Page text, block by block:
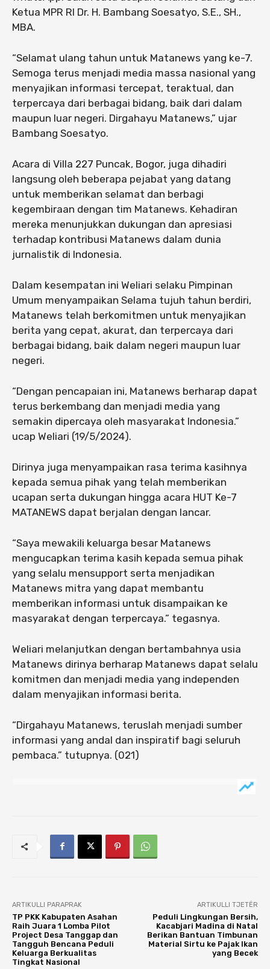
Ketua MPR RI Dr. H. Bambang Soesatyo, S.E., SH.,
MBA.
“Selamat ulang tahun untuk Matanews yang ke-7.
Semoga terus menjadi media massa nasional yang
menyajikan informasi tercepat, teraktual, dan
terpercaya dari berbagai bidang, baik dari dalam
maupun luar negeri. Dirgahayu Matanews,” ujar
Bambang Soesatyo.
Acara di Villa 227 Puncak, Bogor, juga dihadiri
langsung oleh beberapa pejabat yang datang
untuk memberikan selamat dan berbagi
kegembiraan dengan tim Matanews. Kehadiran
mereka menunjukkan dukungan dan apresiasi
terhadap kontribusi Matanews dalam dunia
jurnalistik di Indonesia.
Dalam kesempatan ini Weliari selaku Pimpinan
Umum menyampaikan Selama tujuh tahun berdiri,
Matanews telah berkomitmen untuk menyajikan
berita yang cepat, akurat, dan terpercaya dari
berbagai bidang, baik dalam negeri maupun luar
negeri.
“Dengan pencapaian ini, Matanews berharap dapat
terus berkembang dan menjadi media yang
semakin dipercaya oleh masyarakat Indonesia.”
ucap Weliari (19/5/2024).
Dirinya juga menyampaikan rasa terima kasihnya
kepada semua pihak yang telah memberikan
ucapan serta dukungan hingga acara HUT Ke-7
MATANEWS dapat berjalan dengan lancar.
“Saya mewakili keluarga besar Matanews
mengucapkan terima kasih kepada semua pihak
yang selalu mensupport serta menjadikan
Matanews mitra yang dapat membantu
memberikan informasi untuk disampaikan ke
masyarakat dengan terpercaya.” tegasnya.
Weliari melanjutkan dengan bertambahnya usia
Matanews dirinya berharap Matanews dapat selalu
komitmen dan menjadi media yang independen
dalam menyajikan informasi berita.
“Dirgahayu Matanews, teruslah menjadi sumber
informasi yang andal dan inspiratif bagi seluruh
pembaca.” tutupnya. (021)
ARTIKULLI PARAPRAK
TP PKK Kabupaten Asahan
Raih Juara 1 Lomba Pilot
Project Desa Tanggap dan
Tangguh Bencana Peduli
Keluarga Berkualitas
Tingkat Nasional
ARTIKULLI TJETËR
Peduli Lingkungan Bersih,
Kacabjari Madina di Natal
Berikan Bantuan Timbunan
Material Sirtu ke Pajak Ikan
yang Becek